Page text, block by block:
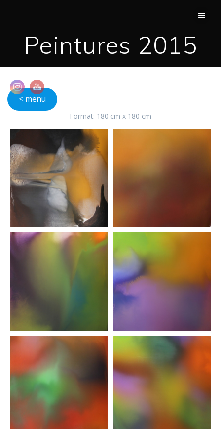
Peintures 2015
< menu
Format: 180 cm x 180 cm